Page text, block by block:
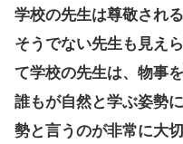
学校の先生は尊敬され
そうでない先生も見え
て学校の先生は、物事
誰もが自然と学ぶ姿勢
勢と言うのが非常に大